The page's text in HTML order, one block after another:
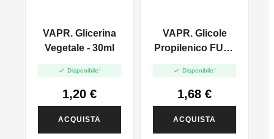
VAPR. Glicerina
Vegetale - 30ml
 Disponibile!
1,20 €
ACQUISTA
VAPR. Glicole
Propilenico FULL
 Disponibile!
1,68 €
ACQUISTA